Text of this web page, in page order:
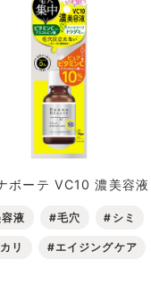
ボーテ VC10 濃美容液
液 #毛穴 #シミ
リ #エイジングケア